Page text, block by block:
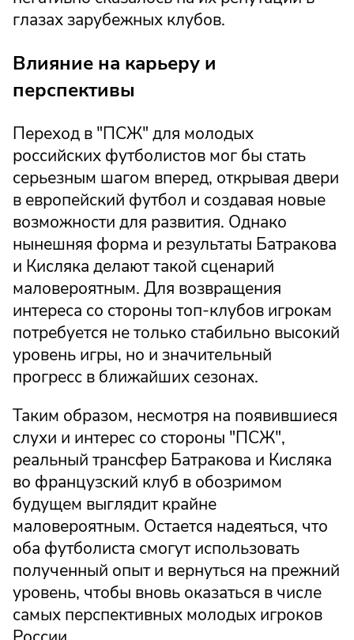
глазах зарубежных клубов.
Влияние на карьеру и
перспективы
Переход в "ПСЖ" для молодых
российских футболистов мог бы стать
серьезным шагом вперед, открывая двери
в европейский футбол и создавая новые
возможности для развития. Однако
нынешняя форма и результаты Батракова
и Кисляка делают такой сценарий
маловероятным. Для возвращения
интереса со стороны топ-клубов игрокам
потребуется не только стабильно высокий
уровень игры, но и значительный
прогресс в ближайших сезонах.
Таким образом, несмотря на появившиеся
слухи и интерес со стороны "ПСЖ",
реальный трансфер Батракова и Кисляка
во французский клуб в обозримом
будущем выглядит крайне
маловероятным. Остается надеяться, что
оба футболиста смогут использовать
полученный опыт и вернуться на прежний
уровень, чтобы вновь оказаться в числе
самых перспективных молодых игроков